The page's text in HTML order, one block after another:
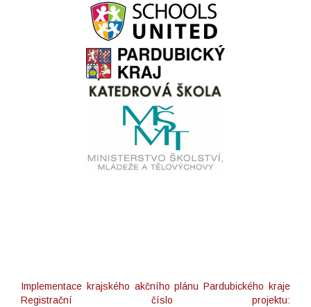
Implementace krajského akčního plánu Pardubického kraje
Registrační číslo projektu: